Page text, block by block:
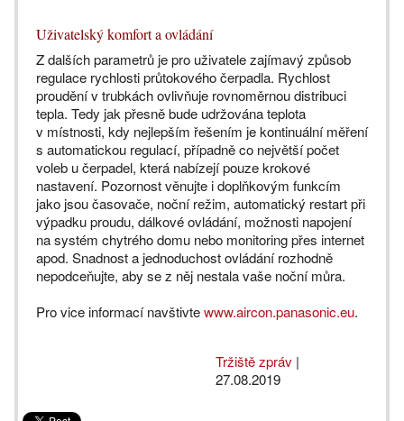
Uživatelský komfort a ovládání
Z dalších parametrů je pro uživatele zajímavý způsob
regulace rychlosti průtokového čerpadla. Rychlost
proudění v trubkách ovlivňuje rovnoměrnou distribuci
tepla. Tedy jak přesně bude udržována teplota
v místnosti, kdy nejlepším řešením je kontinuální měření
s automatickou regulací, případně co největší počet
voleb u čerpadel, která nabízejí pouze krokové
nastavení. Pozornost věnujte i doplňkovým funkcím
jako jsou časovače, noční režim, automatický restart při
výpadku proudu, dálkové ovládání, možnosti napojení
na systém chytrého domu nebo monitoring přes internet
apod. Snadnost a jednoduchost ovládání rozhodně
nepodceňujte, aby se z něj nestala vaše noční můra.
Pro vice informací navštivtewww.aircon.panasonic.eu.
Tržiště zpráv |
27.08.2019